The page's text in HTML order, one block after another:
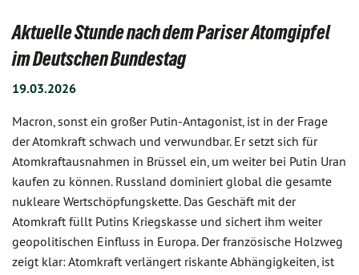
Aktuelle Stunde nach dem Pariser Atomgipfel
im Deutschen Bundestag
19.03.2026
Macron, sonst ein großer Putin-Antagonist, ist in der Frage
der Atomkraft schwach und verwundbar. Er setzt sich für
Atomkraftausnahmen in Brüssel ein, um weiter bei Putin Uran
kaufen zu können. Russland dominiert global die gesamte
nukleare Wertschöpfungskette. Das Geschäft mit der
Atomkraft füllt Putins Kriegskasse und sichert ihm weiter
geopolitischen Einfluss in Europa. Der französische Holzweg
zeigt klar: Atomkraft verlängert riskante Abhängigkeiten, ist